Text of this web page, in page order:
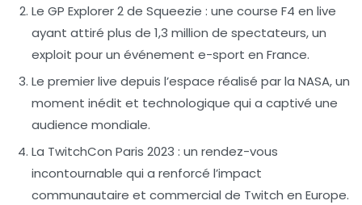
Le GP Explorer 2 de Squeezie : une course F4 en live
ayant attiré plus de 1,3 million de spectateurs, un
exploit pour un événement e-sport en France.
Le premier live depuis l’espace réalisé par la NASA, un
moment inédit et technologique qui a captivé une
audience mondiale.
La TwitchCon Paris 2023 : un rendez-vous
incontournable qui a renforcé l’impact
communautaire et commercial de Twitch en Europe.